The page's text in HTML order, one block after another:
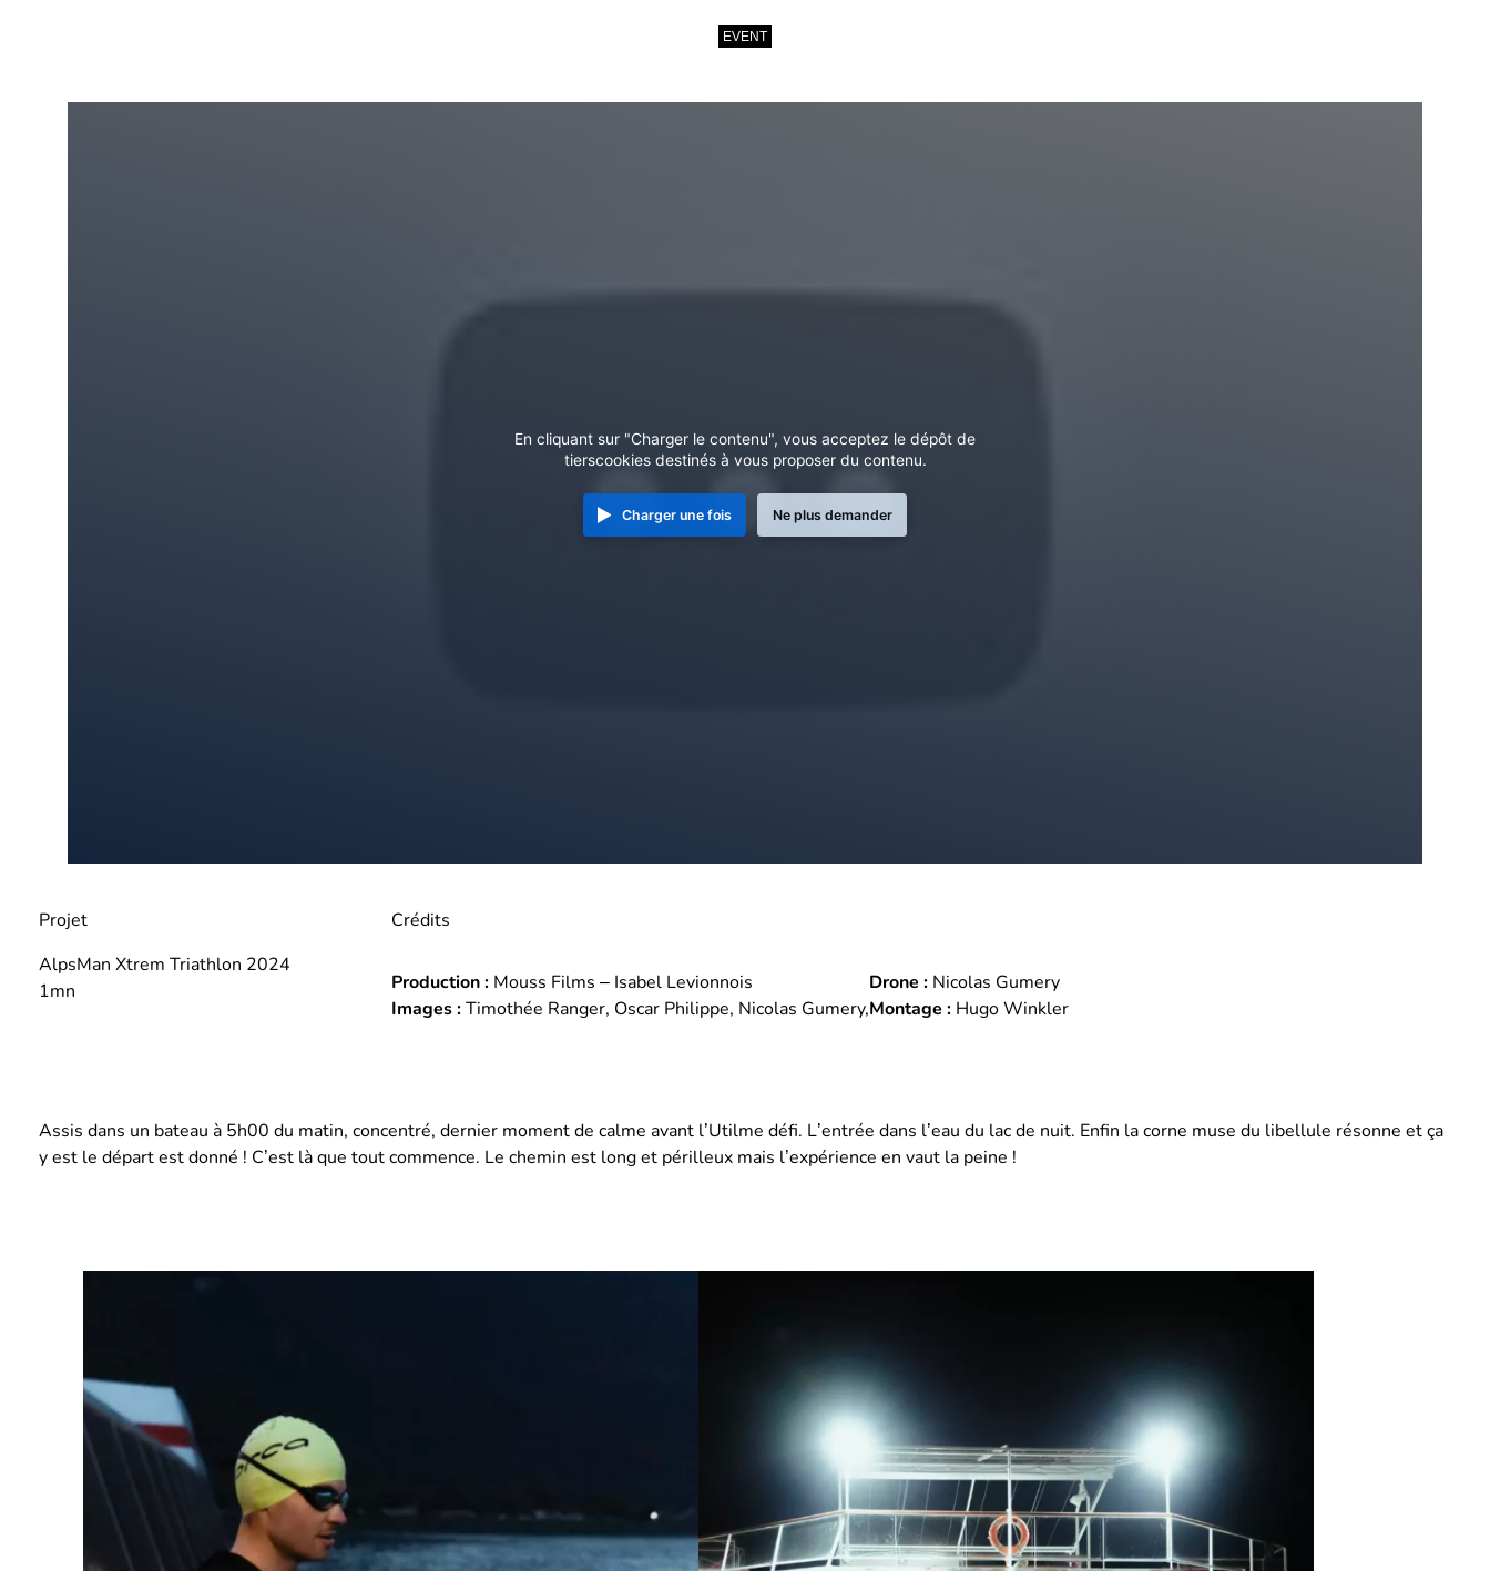
EVENT
En cliquant sur "Charger le contenu", vous acceptez le dépôt de
tierscookies destinés à vous proposer du contenu.
Charger une fois Ne plus demander
Projet
AlpsMan Xtrem Triathlon 2024
1mn
Crédits
Production : Mouss Films – Isabel Levionnois
Images :Timothée Ranger, Oscar Philippe, Nicolas Gumery,
Drone : Nicolas Gumery
Montage : Hugo Winkler
Assis dans un bateau à 5h00 du matin, concentré, dernier moment de calme avant l’Utilme défi. L’entrée dans l’eau du lac de nuit. Enfin la corne muse du libellule résonne et ça
y est le départ est donné ! C’est là que tout commence. Le chemin est long et périlleux mais l’expérience en vaut la peine !